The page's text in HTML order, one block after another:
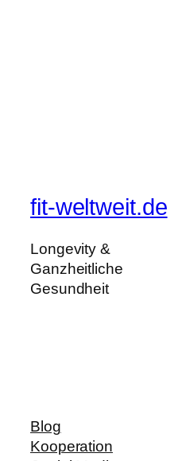
fit-weltweit.de
Longevity &
Ganzheitliche
Gesundheit
Blog
Kooperation